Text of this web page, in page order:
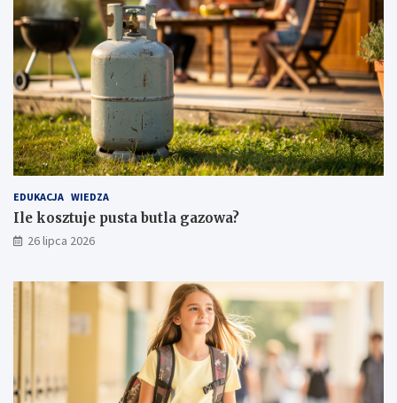
EDUKACJA WIEDZA
Ile kosztuje pusta butla gazowa?
26 lipca 2026